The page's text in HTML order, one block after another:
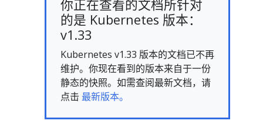
你正在查看的文档所针对
的是 Kubernetes 版本：
v1.33
Kubernetes v1.33 版本的文档已不再
维护。你现在看到的版本来自于一份
静态的快照。如需查阅最新文档，请
点击 最新版本。